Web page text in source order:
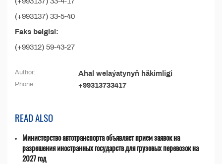
(+993137) 33-5-40
Faks belgisi:
(+99312) 59-43-27
Author: Ahal welaýatynyň häkimligi
Phone: +99313733417
READ ALSO
Министерство автотранспорта объявляет прием заявок на
разрешения иностранных государств для грузовых перевозок на
2027 год